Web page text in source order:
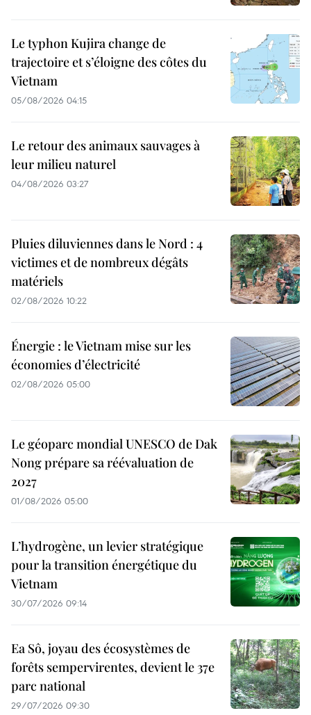
Le typhon Kujira change de
trajectoire et s’éloigne des côtes du
Vietnam
05/08/2026 04:15
Le retour des animaux sauvages à
leur milieu naturel
04/08/2026 03:27
Pluies diluviennes dans le Nord : 4
victimes et de nombreux dégâts
matériels
02/08/2026 10:22
Énergie : le Vietnam mise sur les
économies d’électricité
02/08/2026 05:00
Le géoparc mondial UNESCO de Dak
Nong prépare sa réévaluation de
2027
01/08/2026 05:00
L’hydrogène, un levier stratégique
pour la transition énergétique du
Vietnam
30/07/2026 09:14
Ea Sô, joyau des écosystèmes de
forêts sempervirentes, devient le 37e
parc national
29/07/2026 09:30